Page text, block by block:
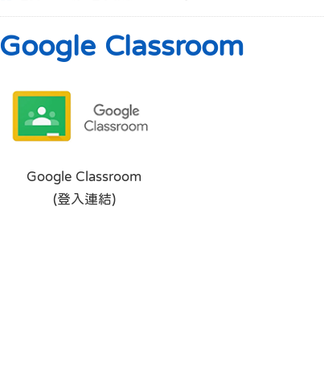
Google Classroom
Google Classroom
(登入連結)